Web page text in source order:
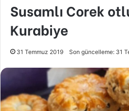
Susamlı Corek
Kurabiye
31 Temmuz 2019 Son güncelleme: 31